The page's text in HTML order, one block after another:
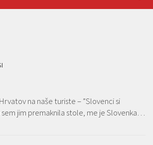
na naše turiste – ”Slovenci si
sem jim premaknila stole, me je Slovenka…